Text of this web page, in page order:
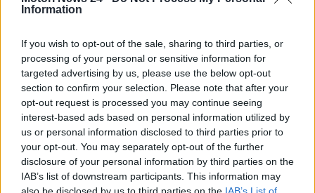
Information
If you wish to opt-out of the sale, sharing to third parties, or
processing of your personal or sensitive information for
targeted advertising by us, please use the below opt-out
section to confirm your selection. Please note that after your
opt-out request is processed you may continue seeing
interest-based ads based on personal information utilized by
us or personal information disclosed to third parties prior to
your opt-out. You may separately opt-out of the further
disclosure of your personal information by third parties on the
IAB’s list of downstream participants. This information may
also be disclosed by us to third parties on the IAB’s List of
L’inglese, poi,
Lewis Hamilton a cuore
aperto dopo il brutto
incidente: le sue parole su
quanto accaduto
In occasione del Gran Premio del Canada di Formula